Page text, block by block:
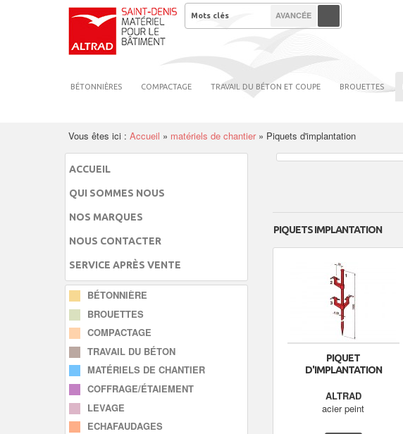
BÉTONNIÈRES COMPACTAGE TRAVAIL DU BÉTON ET COUPE BROUETTES
AVANCÉE
Vous êtes ici : Accueil » matériels de chantier» Piquets d'implantation
ACCUEIL
QUI SOMMES NOUS
NOS MARQUES
NOUS CONTACTER
SERVICE APRÈS VENTE
BÉTONNIÈRE
BROUETTES
COMPACTAGE
TRAVAIL DU BÉTON
MATÉRIELS DE CHANTIER
COFFRAGE/ÉTAIEMENT
LEVAGE
ECHAFAUDAGES
PIQUETS IMPLANTATION
PIQUET
D'IMPLANTATION
ALTRAD
acier peint